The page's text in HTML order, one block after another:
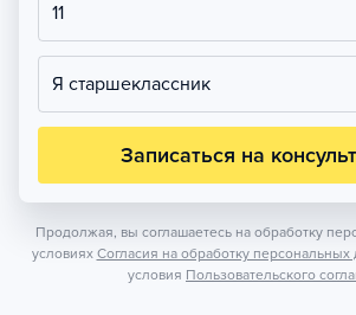
11
Я старшеклассник
Записаться на
Продолжая, вы соглашаетесь на обработку
условиях Согласия на обработку персональных
условия Пользовательского